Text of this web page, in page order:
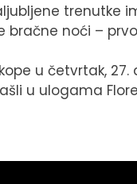
trenutke
noći –
u četvrtak,
u ulogama